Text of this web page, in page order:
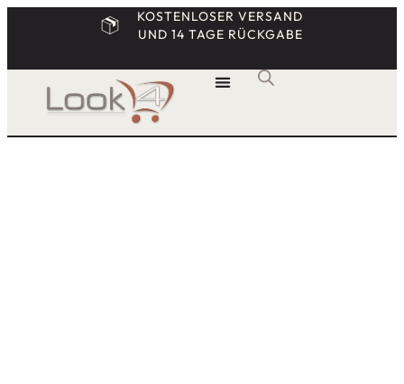
KOSTENLOSER VERSAND
UND 14 TAGE RÜCKGABE